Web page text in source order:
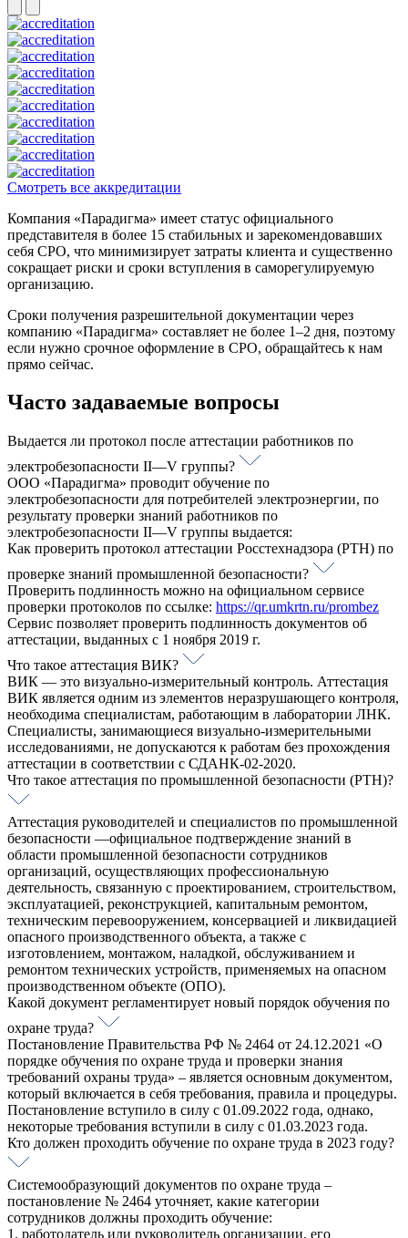
Смотреть все аккредитации
Компания «Парадигма» имеет статус официального
представителя в более 15 стабильных и зарекомендовавших
себя СРО, что минимизирует затраты клиента и существенно
сокращает риски и сроки вступления в саморегулируемую
организацию.
Сроки получения разрешительной документации через
компанию «Парадигма» составляет не более 1–2 дня, поэтому
если нужно срочное оформление в СРО, обращайтесь к нам
прямо сейчас.
Часто задаваемые вопросы
Выдается ли протокол после аттестации работников по
электробезопасности II—V группы?
ООО «Парадигма» проводит обучение по
электробезопасности для потребителей электроэнергии, по
результату проверки знаний работников по
электробезопасности II—V группы выдается:
Как проверить протокол аттестации Росстехнадзора (РТН) по
проверке знаний промышленной безопасности?
Проверить подлинность можно на официальном сервисе
проверки протоколов по ссылке: https://qr.umkrtn.ru/prombez
Cервис позволяет проверить подлинность документов об
аттестации, выданных с 1 ноября 2019 г.
Что такое аттестация ВИК?
ВИК — это визуально-измерительный контроль. Аттестация
ВИК является одним из элементов неразрушающего контроля,
необходима специалистам, работающим в лаборатории ЛНК.
Специалисты, занимающиеся визуально-измерительными
исследованиями, не допускаются к работам без прохождения
аттестации в соответствии с СДАНК-02-2020.
Что такое аттестация по промышленной безопасности (РТН)?
Аттестация руководителей и специалистов по промышленной
безопасности —официальное подтверждение знаний в
области промышленной безопасности сотрудников
организаций, осуществляющих профессиональную
деятельность, связанную с проектированием, строительством,
эксплуатацией, реконструкцией, капитальным ремонтом,
техническим перевооружением, консервацией и ликвидацией
опасного производственного объекта, а также с
изготовлением, монтажом, наладкой, обслуживанием и
ремонтом технических устройств, применяемых на опасном
производственном объекте (ОПО).
Какой документ регламентирует новый порядок обучения по
охране труда?
Постановление Правительства РФ № 2464 от 24.12.2021 «О
порядке обучения по охране труда и проверки знания
требований охраны труда» – является основным документом,
который включается в себя требования, правила и процедуры.
Постановление вступило в силу с 01.09.2022 года, однако,
некоторые требования вступили в силу с 01.03.2023 года.
Кто должен проходить обучение по охране труда в 2023 году?
Системообразующий документов по охране труда –
постановление № 2464 уточняет, какие категории
сотрудников должны проходить обучение:
1. работодатель или руководитель организации, его